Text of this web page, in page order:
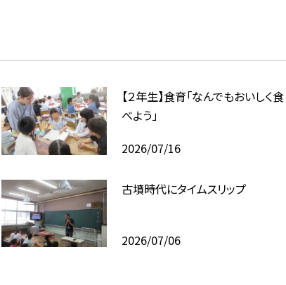
【２年生】食育「なんでもおいしく食
べよう」
2026/07/16
古墳時代にタイムスリップ
2026/07/06